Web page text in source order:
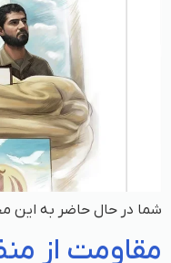
شما در حال حاضر به این
مقاومت از